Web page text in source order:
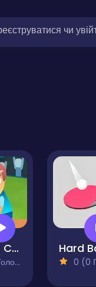
чи
Cricket Craze Hard
0 (0